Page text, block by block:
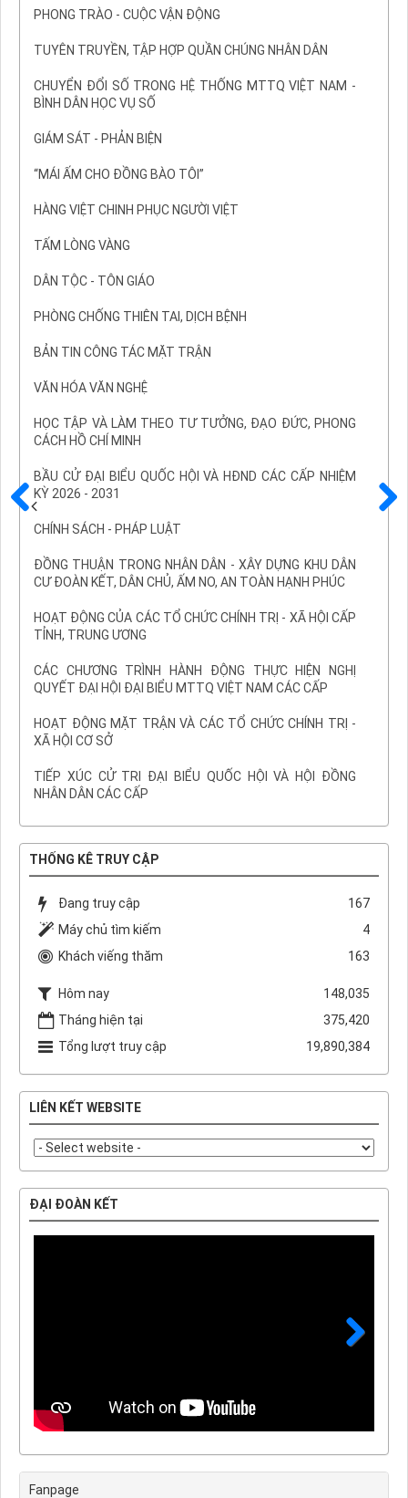
PHONG TRÀO - CUỘC VẬN ĐỘNG
TUYÊN TRUYỀN, TẬP HỢP QUẦN CHÚNG NHÂN DÂN
CHUYỂN ĐỔI SỐ TRONG HỆ THỐNG MTTQ VIỆT NAM -
BÌNH DÂN HỌC VỤ SỐ
GIÁM SÁT - PHẢN BIỆN
“MÁI ẤM CHO ĐỒNG BÀO TÔI”
HÀNG VIỆT CHINH PHỤC NGƯỜI VIỆT
TẤM LÒNG VÀNG
DÂN TỘC - TÔN GIÁO
PHÒNG CHỐNG THIÊN TAI, DỊCH BỆNH
BẢN TIN CÔNG TÁC MẶT TRẬN
VĂN HÓA VĂN NGHỆ
HỌC TẬP VÀ LÀM THEO TƯ TƯỞNG, ĐẠO ĐỨC, PHONG
CÁCH HỒ CHÍ MINH
BẦU CỬ ĐẠI BIỂU QUỐC HỘI VÀ HĐND CÁC CẤP NHIỆM
KỲ 2026 - 2031
CHÍNH SÁCH - PHÁP LUẬT
ĐỒNG THUẬN TRONG NHÂN DÂN - XÂY DỰNG KHU DÂN
CƯ ĐOÀN KẾT, DÂN CHỦ, ẤM NO, AN TOÀN HẠNH PHÚC
HOẠT ĐỘNG CỦA CÁC TỔ CHỨC CHÍNH TRỊ - XÃ HỘI CẤP
TỈNH, TRUNG ƯƠNG
CÁC CHƯƠNG TRÌNH HÀNH ĐỘNG THỰC HIỆN NGHỊ
QUYẾT ĐẠI HỘI ĐẠI BIỂU MTTQ VIỆT NAM CÁC CẤP
HOẠT ĐỘNG MẶT TRẬN VÀ CÁC TỔ CHỨC CHÍNH TRỊ -
XÃ HỘI CƠ SỞ
TIẾP XÚC CỬ TRI ĐẠI BIỂU QUỐC HỘI VÀ HỘI ĐỒNG
NHÂN DÂN CÁC CẤP
THỐNG KÊ TRUY CẬP
Đang truy cập
167
Máy chủ tìm kiếm
4
Khách viếng thăm
163
Hôm nay
148,035
Tháng hiện tại
375,420
Tổng lượt truy cập
19,890,384
LIÊN KẾT WEBSITE
ĐẠI ĐOÀN KẾT
Trước
Fanpage